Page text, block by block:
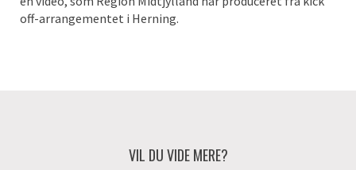
off-arrangementet i Herning.
VIL DU VIDE MERE?